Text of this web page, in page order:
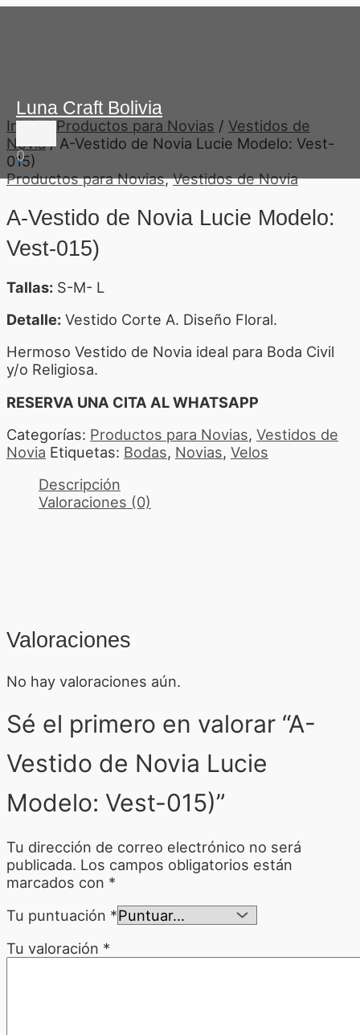
Ir
Luna Craft Bolivia
0
Inicio/Productos para Novias / Vestidos de
Novia/ A-Vestido de Novia Lucie Modelo: Vest-
015)
Productos para Novias,Vestidos de Novia
A-Vestido de Novia Lucie Modelo:
Vest-015)
Tallas: S-M- L
Detalle: Vestido Corte A. Diseño Floral.
Hermoso Vestido de Novia ideal para Boda Civil
y/o Religiosa.
RESERVA UNA CITA AL WHATSAPP
Categorías: Productos para Novias, Vestidos de
Novia Etiquetas: Bodas, Novias, Velos
Descripción
Valoraciones (0)
Valoraciones
No hay valoraciones aún.
Sé el primero en valorar “A-
Vestido de Novia Lucie
Modelo: Vest-015)”
Tu dirección de correo electrónico no será
publicada. Los campos obligatorios están
marcados con *
Tu puntuación *
Tu valoración *